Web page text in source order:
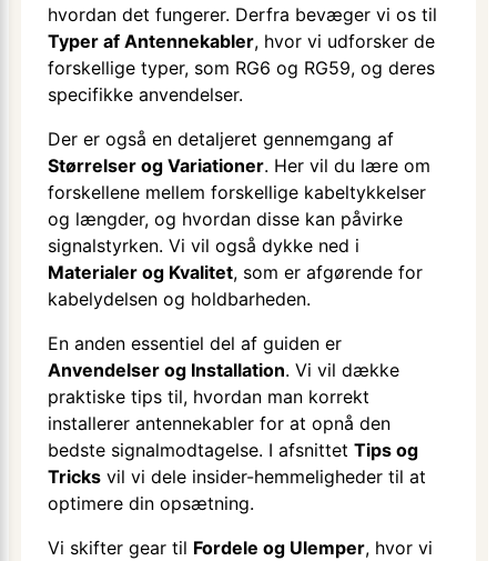
hvordan det fungerer. Derfra bevæger vi os til
Typer af Antennekabler, hvor vi udforsker de
forskellige typer, som RG6 og RG59, og deres
specifikke anvendelser.
Der er også en detaljeret gennemgang af
Størrelser og Variationer. Her vil du lære om
forskellene mellem forskellige kabeltykkelser
og længder, og hvordan disse kan påvirke
signalstyrken. Vi vil også dykke ned i
Materialer og Kvalitet, som er afgørende for
kabelydelsen og holdbarheden.
En anden essentiel del af guiden er
Anvendelser og Installation. Vi vil dække
praktiske tips til, hvordan man korrekt
installerer antennekabler for at opnå den
bedste signalmodtagelse. I afsnittet Tips og
Tricksvil vi dele insider-hemmeligheder til at
optimere din opsætning.
Vi skifter gear til Fordele og Ulemper, hvor vi